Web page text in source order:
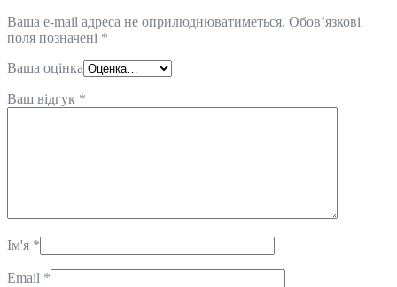
Ваша e-mail адреса не оприлюднюватиметься. Обов’язкові
поля позначені *
Ваша оцінка
Ваш відгук *
Ім'я *
Email *